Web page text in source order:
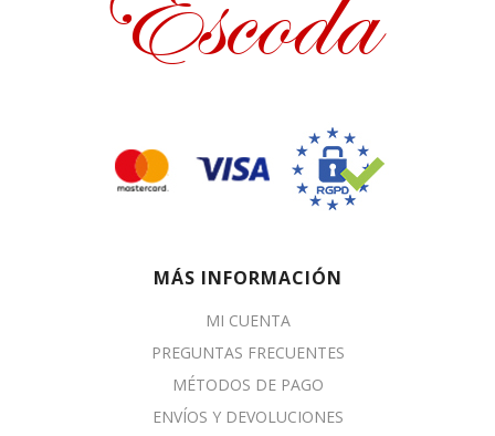
MÁS INFORMACIÓN
MI CUENTA
PREGUNTAS FRECUENTES
MÉTODOS DE PAGO
ENVÍOS Y DEVOLUCIONES